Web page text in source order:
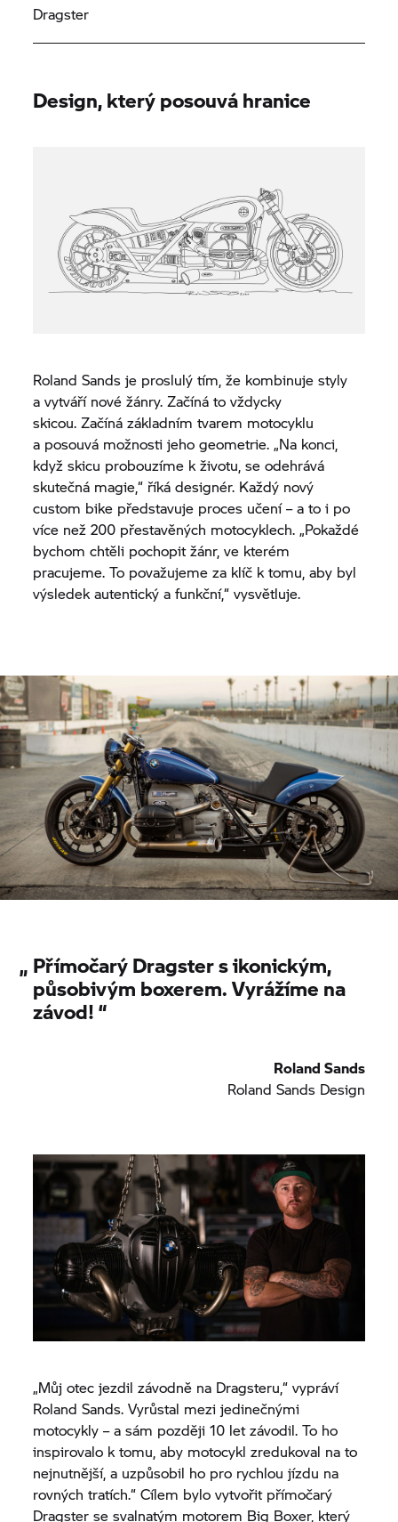
Dragster
Design, který posouvá hranice
Roland Sands je proslulý tím, že kombinuje styly
a vytváří nové žánry. Začíná to vždycky
skicou. Začíná základním tvarem motocyklu
a posouvá možnosti jeho geometrie. „Na konci,
když skicu probouzíme k životu, se odehrává
skutečná magie,“ říká designér. Každý nový
custom bike představuje proces učení – a to i po
více než 200 přestavěných motocyklech. „Pokaždé
bychom chtěli pochopit žánr, ve kterém
pracujeme. To považujeme za klíč k tomu, aby byl
výsledek autentický a funkční,“ vysvětluje.
„ Přímočarý Dragster s ikonickým,
působivým boxerem. Vyrážíme na
závod! “
Roland Sands
Roland Sands Design
„Můj otec jezdil závodně na Dragsteru,“ vypráví
Roland Sands. Vyrůstal mezi jedinečnými
motocykly – a sám později 10 let závodil. To ho
inspirovalo k tomu, aby motocykl zredukoval na to
nejnutnější, a uzpůsobil ho pro rychlou jízdu na
rovných tratích.“ Cílem bylo vytvořit přímočarý
Dragster se svalnatým motorem Big Boxer, který